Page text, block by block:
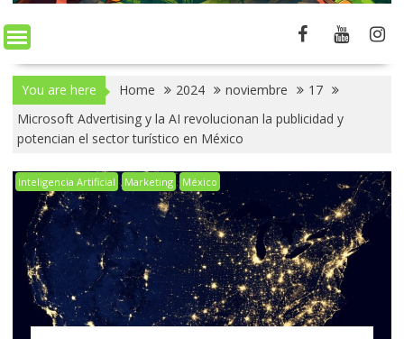
You are here Home 2024 noviembre
17
Microsoft Advertising y la AI revolucionan la publicidad y
potencian el sector turístico en México
Inteligencia Artificial Marketing México